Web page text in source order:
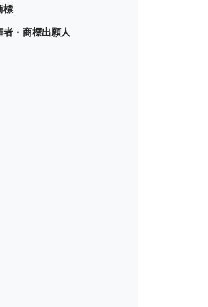
標
者・商標出願人